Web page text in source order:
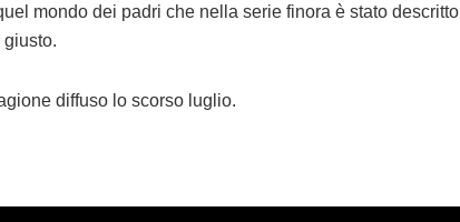
mondo dei padri che nella serie finora è stato descritto
diffuso lo scorso luglio.